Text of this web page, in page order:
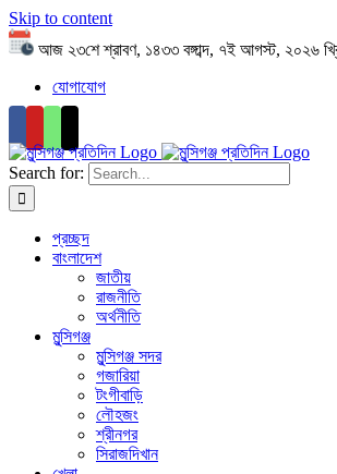
Skip to content
আজ ২৩শে শ্রাবণ, ১৪৩৩ বঙ্গাব্দ, ৭ই আগস্ট, ২০২৬
যোগাযোগ
Search for:
প্রচ্ছদ
বাংলাদেশ
জাতীয়
রাজনীতি
অর্থনীতি
মুন্সিগঞ্জ
মুন্সিগঞ্জ সদর
গজারিয়া
টংগীবাড়ি
লৌহজং
শ্রীনগর
সিরাজদিখান